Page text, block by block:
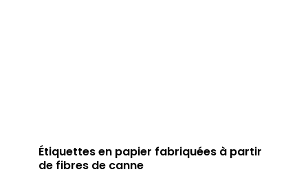
Étiquettes en papier fabriquées à partir
de fibres de canne